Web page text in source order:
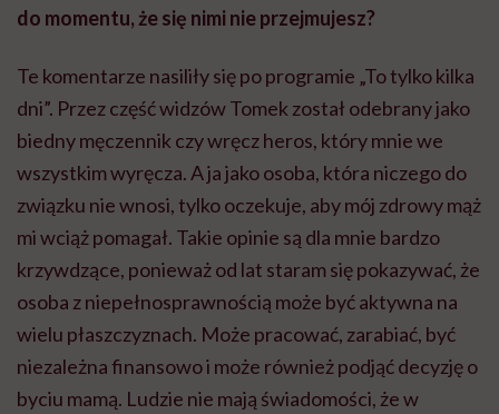
do momentu, że się nimi nie przejmujesz?
Te komentarze nasiliły się po programie „To tylko kilka
dni”. Przez część widzów Tomek został odebrany jako
biedny męczennik czy wręcz heros, który mnie we
wszystkim wyręcza. A ja jako osoba, która niczego do
związku nie wnosi, tylko oczekuje, aby mój zdrowy mąż
mi wciąż pomagał. Takie opinie są dla mnie bardzo
krzywdzące, ponieważ od lat staram się pokazywać, że
osoba z niepełnosprawnością może być aktywna na
wielu płaszczyznach. Może pracować, zarabiać, być
niezależna finansowo i może również podjąć decyzję o
byciu mamą. Ludzie nie mają świadomości, że w